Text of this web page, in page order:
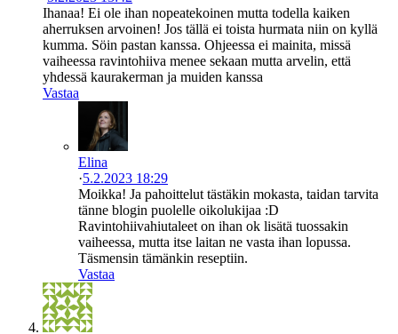
Ihanaa! Ei ole ihan nopeatekoinen mutta todella kaiken
aherruksen arvoinen! Jos tällä ei toista hurmata niin on kyllä
kumma. Söin pastan kanssa. Ohjeessa ei mainita, missä
vaiheessa ravintohiiva menee sekaan mutta arvelin, että
yhdessä kaurakerman ja muiden kanssa
Vastaa
Elina
·5.2.2023 18:29
Moikka! Ja pahoittelut tästäkin mokasta, taidan tarvita
tänne blogin puolelle oikolukijaa :D
Ravintohiivahiutaleet on ihan ok lisätä tuossakin
vaiheessa, mutta itse laitan ne vasta ihan lopussa.
Täsmensin tämänkin reseptiin.
Vastaa